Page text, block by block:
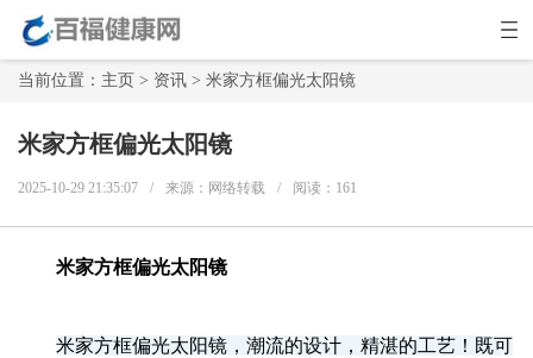
当前位置： 主页 > 资讯 > 米家方框偏光太阳镜
米家方框偏光太阳镜
2025-10-29 21:35:07 / 来源：网络转载 / 阅读： 161
米家方框偏光太阳镜
米家方框偏光太阳镜，潮流的设计，精湛的工艺！既可